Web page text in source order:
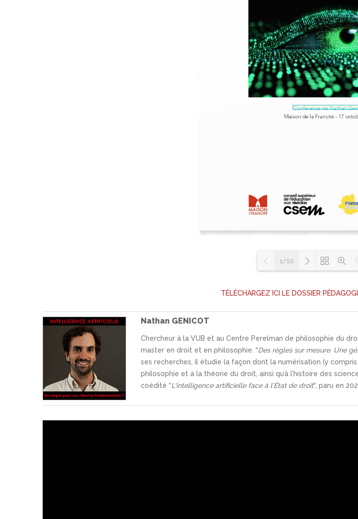
Loading PDF 100% ...
1/10
TÉLÉCHARGEZ ICI LE DOSSIER
Nathan GENICOT
Chercheur à la VUB et au Centre Perelman de philosophie du
master en droit et en philosophie. “Des règles sur mesure. Une
ses recherches, il étudie la façon dont la numérisation (y
philosophie et à la théorie du droit, ainsi qu’à l’histoire des
coédité “L'intelligence artificielle face à l'État de droit“, paru en